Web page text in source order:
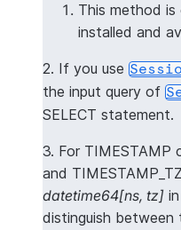
This method is
installed and
2. If you use
the input query of
SELECT statement.
3. For TIMESTAMP
and
datetime64[ns, tz]
distinguish between